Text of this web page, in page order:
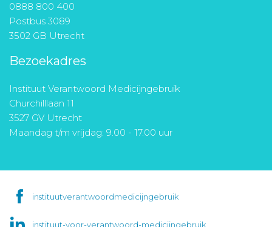
0888 800 400
Postbus 3089
3502 GB Utrecht
Bezoekadres
Instituut Verantwoord Medicijngebruik
Churchilllaan 11
3527 GV Utrecht
Maandag t/m vrijdag: 9.00 - 17.00 uur
instituutverantwoordmedicijngebruik
instituut-voor-verantwoord-medicijngebruik